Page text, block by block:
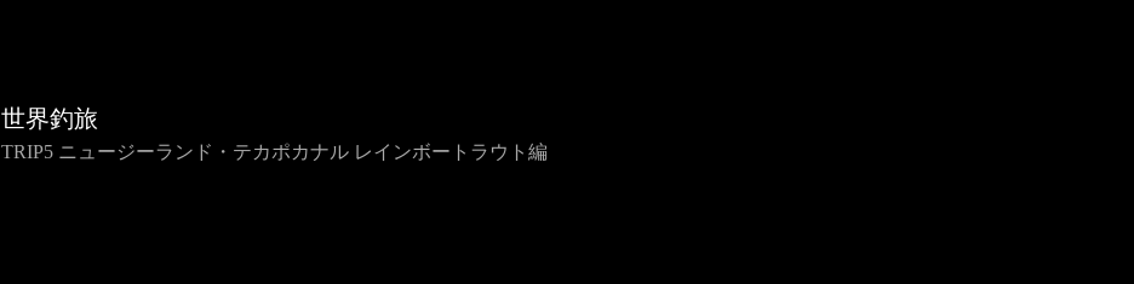
世界釣旅
TRIP5 ニュージーランド・テカポカナル レインボートラウト編